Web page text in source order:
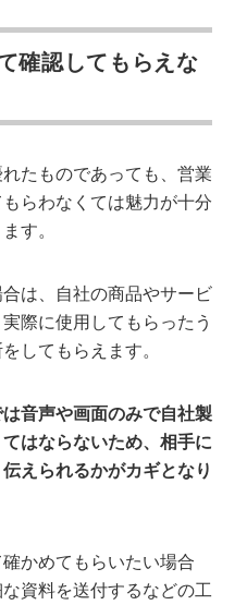
確認してもらえな
たものであっても、営業
らわなくては魅力が十分
す。
は、自社の商品やサービ
際に使用してもらったう
してもらえます。
音声や画面のみで自社製
はならないため、相手に
えられるかがカギとなり
かめてもらいたい場合
資料を送付するなどの工